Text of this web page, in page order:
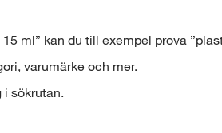
ml” kan du till exempel prova
varumärke och mer.
i sökrutan.